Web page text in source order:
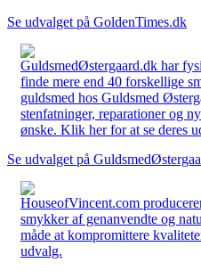
Se udvalget på GoldenTimes.dk
GuldsmedØstergaard.dk har
finde mere end 40 forskellige
guldsmed hos Guldsmed
stenfatninger, reparationer og
ønske. Klik her for at se deres
Se udvalget på
HouseofVincent.com
smykker af genanvendte og
måde at kompromittere
udvalg.